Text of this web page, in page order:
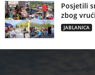
Posjetili
zbog
JABLANICA